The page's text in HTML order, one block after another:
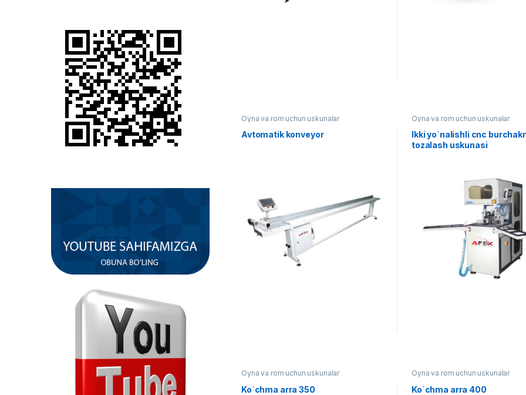
Oyna va rom uchun uskunalar
Avtomatik konveyor
Oyna va rom uchun uskunalar
Ikki yo`nalishli cnc
tozalash uskunasi
Oyna va rom uchun uskunalar
Ko`chma arra 350
Oyna va rom uchun uskunalar
Ko`chma arra 400